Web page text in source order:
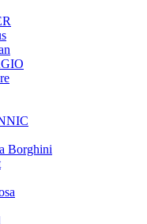
Borghini